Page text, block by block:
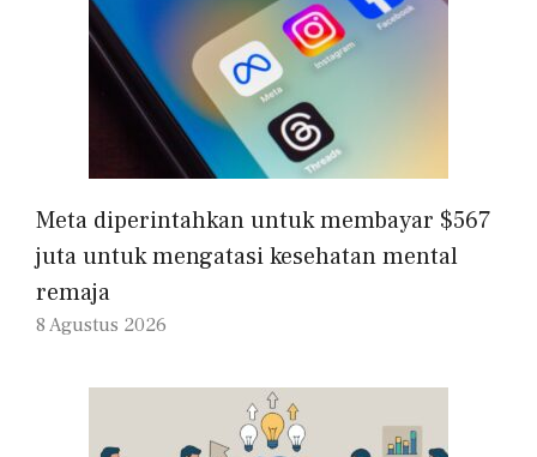
Meta diperintahkan untuk membayar $567
juta untuk mengatasi kesehatan mental
remaja
8 Agustus 2026